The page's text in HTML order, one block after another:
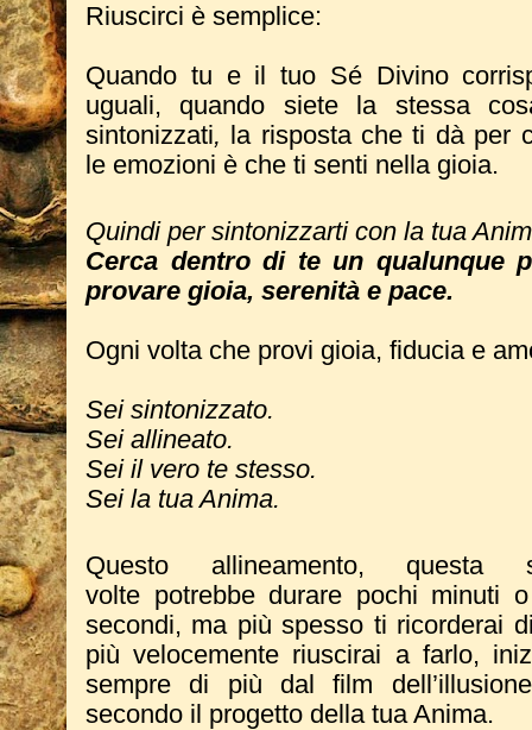
Riuscirci è semplice:
Quando tu e il tuo Sé Divino
uguali, quando siete la stessa
sintonizzati, la risposta che ti dà per
le emozioni è che ti senti nella gioia.
Quindi per sintonizzarti con la tua
Cerca dentro di te un qualunque
provare gioia, serenità e pace.
Ogni volta che provi gioia, fiducia e
Sei sintonizzato.
Sei allineato.
Sei il vero te stesso.
Sei la tua Anima.
Questo allineamento, questa
volte potrebbe durare pochi minuti
secondi, ma più spesso ti ricorderai
più velocemente riuscirai a farlo,
sempre di più dal film
secondo il progetto della tua Anima.